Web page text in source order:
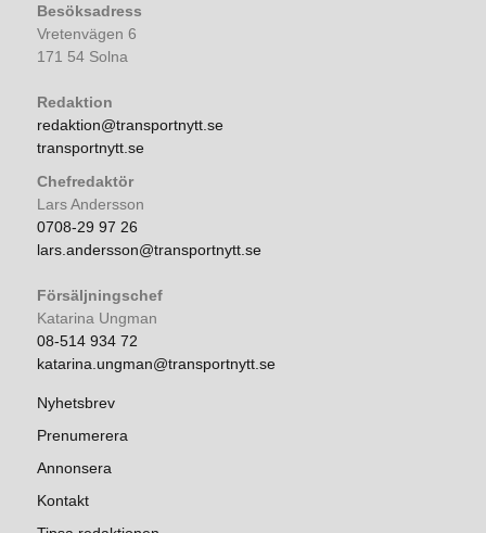
Besöksadress
Vretenvägen 6
171 54 Solna
Redaktion
redaktion@transportnytt.se
transportnytt.se
Chefredaktör
Lars Andersson
0708-29 97 26
lars.andersson@transportnytt.se
Försäljningschef
Katarina Ungman
08-514 934 72
katarina.ungman@transportnytt.se
Nyhetsbrev
Prenumerera
Annonsera
Kontakt